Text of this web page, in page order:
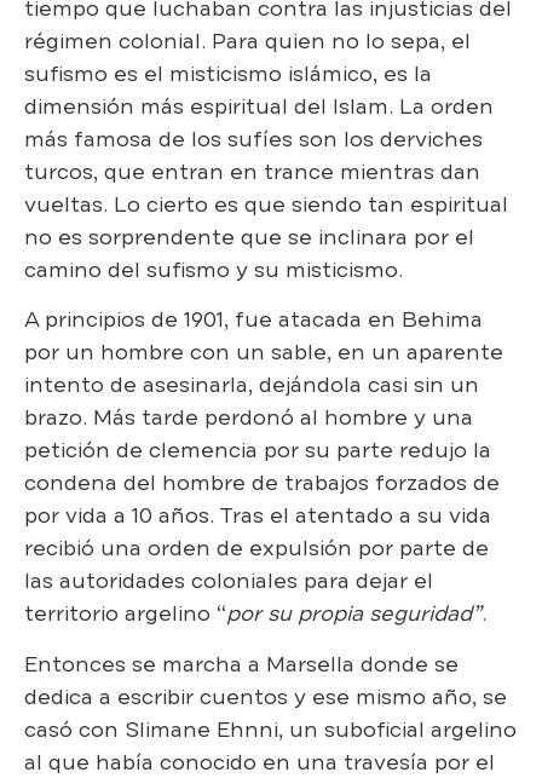
tiempo que luchaban contra las injusticias del
régimen colonial. Para quien no lo sepa, el
sufismo es el misticismo islámico, es la
dimensión más espiritual del Islam. La orden
más famosa de los sufíes son los derviches
turcos, que entran en trance mientras dan
vueltas. Lo cierto es que siendo tan espiritual
no es sorprendente que se inclinara por el
camino del sufismo y su misticismo.
A principios de 1901, fue atacada en Behima
por un hombre con un sable, en un aparente
intento de asesinarla, dejándola casi sin un
brazo. Más tarde perdonó al hombre y una
petición de clemencia por su parte redujo la
condena del hombre de trabajos forzados de
por vida a 10 años. Tras el atentado a su vida
recibió una orden de expulsión por parte de
las autoridades coloniales para dejar el
territorio argelino “por su propia seguridad”.
Entonces se marcha a Marsella donde se
dedica a escribir cuentos y ese mismo año, se
casó con Slimane Ehnni, un suboficial argelino
al que había conocido en una travesía por el